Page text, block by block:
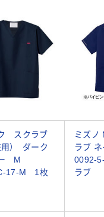
スクラブ
用） ダーク
ー M
17-M 1枚
ミズノ
ラブ
0092-
ラブ